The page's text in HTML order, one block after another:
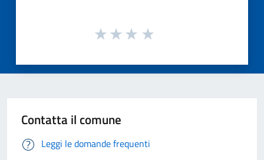
Contatta il comune
Leggi le domande frequenti